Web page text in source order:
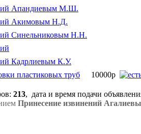
Апандиевым М.Ш.
Акимовым Н.Д.
Синельниковым Н.Н.
Кадрлиевым К.У.
пластиковых труб 10000р
: 213, дата и время подачи
Принесение извинений